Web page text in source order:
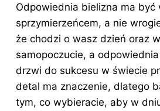
Odpowiednia bielizna ma być
sprzymierzeńcem, a nie
że chodzi o wasz dzień oraz
samopoczucie, a
drzwi do sukcesu w świecie
detal ma znaczenie, dlatego
tym, co wybieracie, aby w